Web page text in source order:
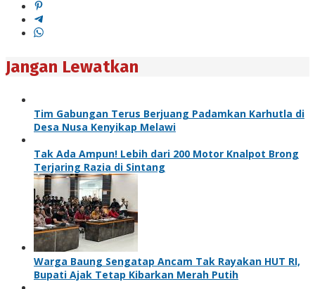
Jangan Lewatkan
Tim Gabungan Terus Berjuang Padamkan Karhutla di
Desa Nusa Kenyikap Melawi
Tak Ada Ampun! Lebih dari 200 Motor Knalpot Brong
Terjaring Razia di Sintang
Warga Baung Sengatap Ancam Tak Rayakan HUT RI,
Bupati Ajak Tetap Kibarkan Merah Putih